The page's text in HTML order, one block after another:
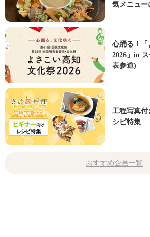
気メニュー
心踊る！「
2026」in
表参道)
工程写真付
シピ特集
おすすめ企画一覧